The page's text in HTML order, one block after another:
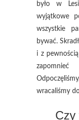
było w
wyjątkowe
wszystkie
bywać.
i z
wracaliśmy
Czy